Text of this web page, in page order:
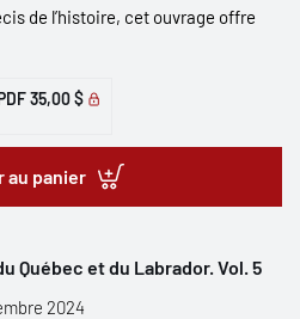
de l’histoire, cet ouvrage offre
35,00 $
au panier
Québec et du Labrador. Vol. 5
2024